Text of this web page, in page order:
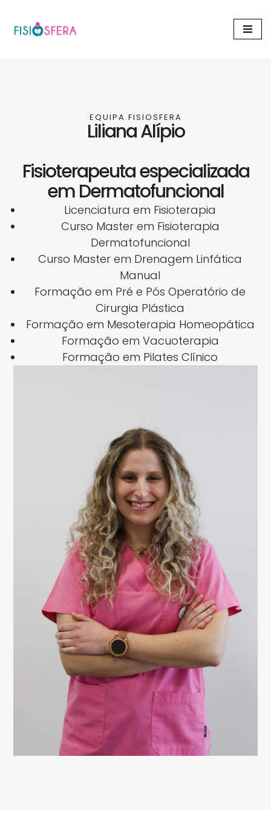
Avançar
EQUIPA FISIOSFERA
Liliana Alípio
Fisioterapeuta especializada
em Dermatofuncional
Licenciatura em Fisioterapia
Curso Master em Fisioterapia
Dermatofuncional
Curso Master em Drenagem Linfática
Manual
Formação em Pré e Pós Operatório de
Cirurgia Plástica
Formação em Mesoterapia Homeopática
Formação em Vacuoterapia
Formação em Pilates Clínico